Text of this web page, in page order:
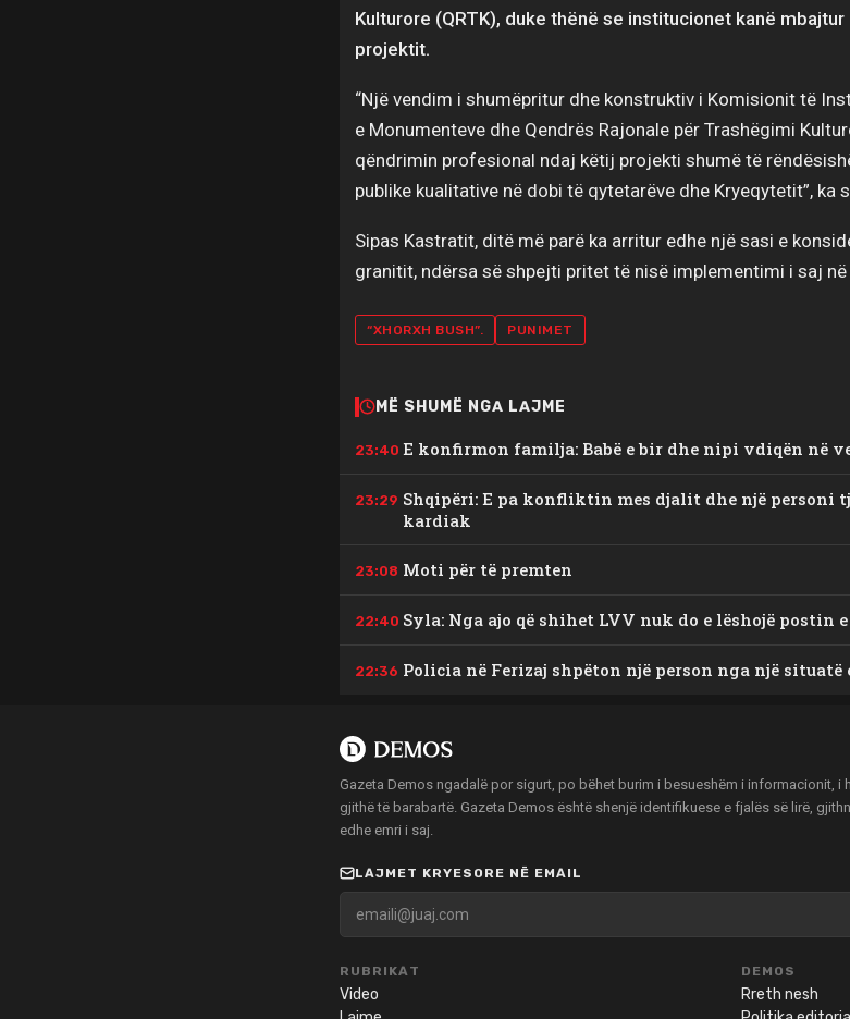
Kulturore (QRTK), duke thënë se institucionet kanë
projektit.
“Një vendim i shumëpritur dhe konstruktiv i Komisionit të
e Monumenteve dhe Qendrës Rajonale për Trashëgimi
qëndrimin profesional ndaj këtij projekti shumë të
publike kualitative në dobi të qytetarëve dhe Kryeqytetit”, ka
Sipas Kastratit, ditë më parë ka arritur edhe një sasi e
granitit, ndërsa së shpejti pritet të nisë implementimi i saj në
“XHORXH BUSH”. PUNIMET
MË SHUMË NGA LAJME
23:40 E konfirmon familja: Babë e bir dhe nipi vdiqën në
23:29 Shqipëri: E pa konfliktin mes djalit dhe një personi
kardiak
23:08 Moti për të premten
22:40 Syla: Nga ajo që shihet LVV nuk do e lëshojë postin
22:36 Policia në Ferizaj shpëton një person nga një situatë
Gazeta Demos ngadalë por sigurt, po bëhet burim i besueshëm i informacionit,
gjithë të barabartë. Gazeta Demos është shenjë identifikuese e fjalës së lirë,
edhe emri i saj.
LAJMET KRYESORE NË EMAIL
RUBRIKAT
Video
DEMOS
Rreth nesh